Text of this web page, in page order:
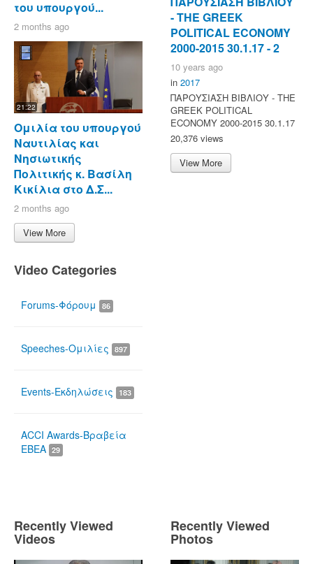
του υπουργού...
2 months ago
21:22
Ομιλία του υπουργού
Ναυτιλίας και
Νησιωτικής
Πολιτικής κ. Βασίλη
Κικίλια στο Δ.Σ...
2 months ago
View More
Video Categories
Forums-Φόρουμ 86
Speeches-Ομιλίες 897
Events-Εκδηλώσεις 183
ACCI Awards-Βραβεία
ΕΒΕΑ 29
- ΤΗΕ GREEK
POLITICAL ECONOMY
2000-2015 30.1.17 - 2
10 years ago
in 2017
ΠΑΡΟΥΣΙΑΣΗ ΒΙΒΛΙΟΥ - ΤΗΕ
GREEK POLITICAL
ECONOMY 2000-2015 30.1.17
20,376 views
View More
Recently Viewed
Videos
Recently Viewed
Photos